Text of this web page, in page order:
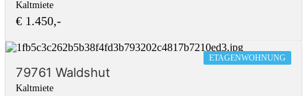
Kaltmiete
€ 1.450,-
ETAGENWOHNUNG
79761 Waldshut
Kaltmiete